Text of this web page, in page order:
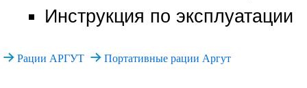
Инструкция по эксплуатации
Рации АРГУТ Портативные рации Аргут